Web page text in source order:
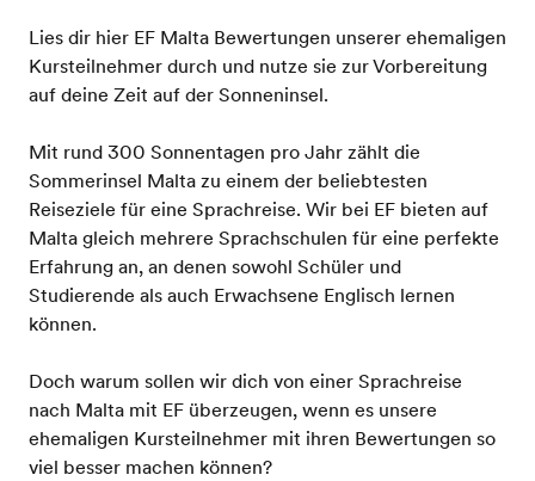
Lies dir hier EF Malta Bewertungen unserer ehemaligen
Kursteilnehmer durch und nutze sie zur Vorbereitung
auf deine Zeit auf der Sonneninsel.
Mit rund 300 Sonnentagen pro Jahr zählt die
Sommerinsel Malta zu einem der beliebtesten
Reiseziele für eine Sprachreise. Wir bei EF bieten auf
Malta gleich mehrere Sprachschulen für eine perfekte
Erfahrung an, an denen sowohl Schüler und
Studierende als auch Erwachsene Englisch lernen
können.
Doch warum sollen wir dich von einer Sprachreise
nach Malta mit EF überzeugen, wenn es unsere
ehemaligen Kursteilnehmer mit ihren Bewertungen so
viel besser machen können?